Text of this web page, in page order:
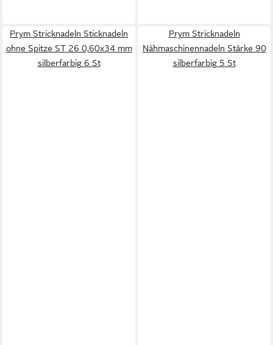
Prym Stricknadeln Sticknadeln
ohne Spitze ST 26 0,60x34 mm
silberfarbig 6 St
Prym Stricknadeln
Nähmaschinennadeln Stärke 90
silberfarbig 5 St